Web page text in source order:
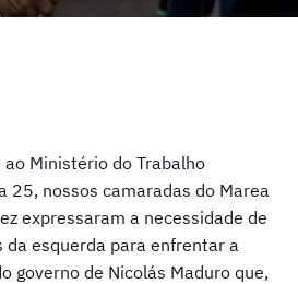
Ministério do Trabalho
25, nossos camaradas do Marea
expressaram a necessidade de
esquerda para enfrentar a
governo de Nicolás Maduro que,